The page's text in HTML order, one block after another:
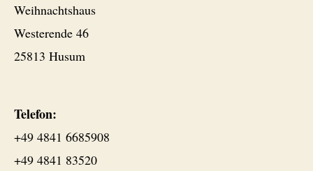
Weihnachtshaus
Westerende 46
25813 Husum
Telefon:
+49 4841 6685908
+49 4841 83520